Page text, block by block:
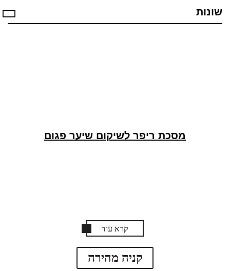
שונות
מסכת ריפר לשיקום שיער פגום
קרא עוד
קניה מהירה